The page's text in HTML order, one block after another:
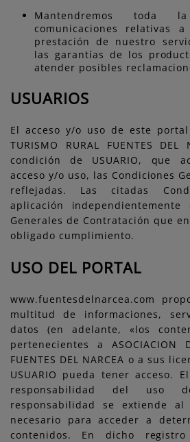
Mantendremos toda
comunicaciones relativas
prestación de nuestro
las garantías de los
atender posibles
USUARIOS
El acceso y/o uso de este portal
TURISMO RURAL FUENTES
condición de USUARIO, que
acceso y/o uso, las Condiciones
reflejadas. Las citadas
aplicación independientemente
Generales de Contratación que
obligado cumplimiento.
USO DEL PORTAL
www.fuentesdelnarcea.com
multitud de informaciones,
datos (en adelante, «los
pertenecientes a ASOCIACION
FUENTES DEL NARCEA o a sus
USUARIO pueda tener acceso.
responsabilidad del uso
responsabilidad se extiende
necesario para acceder a
contenidos. En dicho